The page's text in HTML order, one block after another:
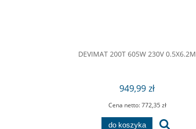
DEVIMAT 200T 605W 230V 0.5X6.2M
949,99 zł
Cena netto:772,35 zł
do koszyka